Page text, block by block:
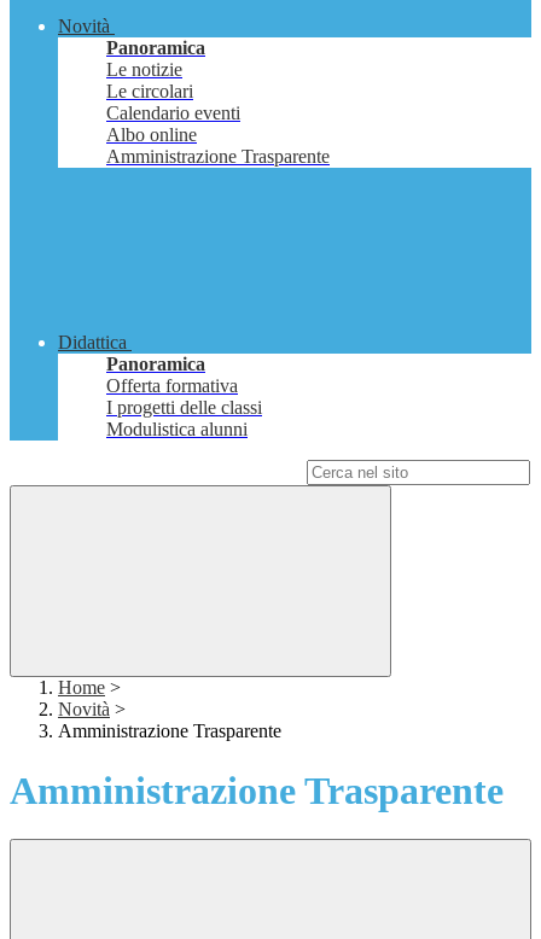
Novità
Panoramica
Le notizie
Le circolari
Calendario eventi
Albo online
Amministrazione Trasparente
Didattica
Panoramica
Offerta formativa
I progetti delle classi
Modulistica alunni
Home >
Novità >
Amministrazione Trasparente
Amministrazione Trasparente